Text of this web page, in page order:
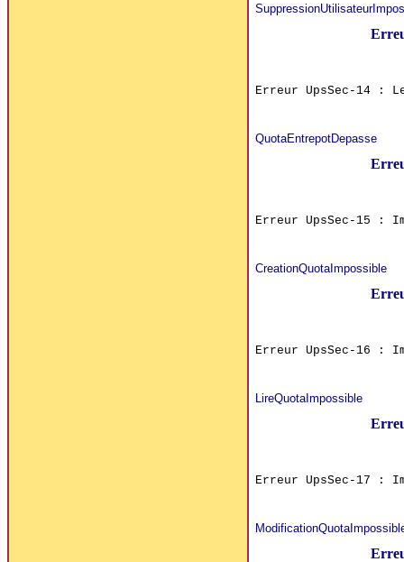
Erreur UpsSec-14 :
QuotaEntrepotDepasse
Erreur UpsSec-15 :
CreationQuotaImpossible
Erreur UpsSec-16 :
LireQuotaImpossible
Erreur UpsSec-17 :